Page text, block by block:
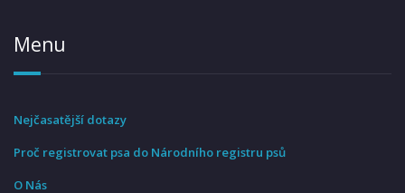
Menu
Nejčasatější dotazy
Proč registrovat psa do Národního registru psů
O Nás